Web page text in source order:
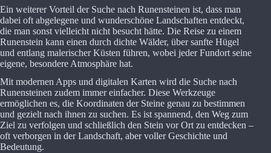
Ein weiterer Vorteil der Suche nach Runensteinen ist, dass man
dabei oft abgelegene und wunderschöne Landschaften entdeckt,
die man sonst vielleicht nicht besucht hätte. Die Reise zu einem
Runenstein kann einen durch dichte Wälder, über sanfte Hügel
und entlang malerischer Küsten führen, wobei jeder Fundort seine
eigene, besondere Atmosphäre hat.
Mit modernen Apps und digitalen Karten wird die Suche nach
Runensteinen zudem immer einfacher. Diese Werkzeuge
ermöglichen es, die Koordinaten der Steine genau zu bestimmen
und gezielt nach ihnen zu suchen. Es ist spannend, den Weg zum
Ziel zu verfolgen und schließlich den Stein vor Ort zu entdecken –
oft verborgen in der Landschaft, aber voller Geschichte und
Bedeutung.